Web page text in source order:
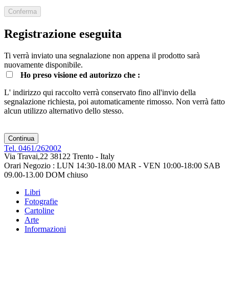
Conferma
Registrazione eseguita
Ti verrà inviato una segnalazione non appena il prodotto sarà
nuovamente disponibile.
Ho preso visione ed autorizzo che :
L' indirizzo qui raccolto verrà conservato fino all'invio della
segnalazione richiesta, poi automaticamente rimosso. Non verrà fatto
alcun utilizzo alternativo dello stesso.
Continua
Tel. 0461/262002
Via Travai,22 38122 Trento - Italy
Orari Negozio : LUN 14:30-18.00 MAR - VEN 10:00-18:00 SAB
09.00-13.00 DOM chiuso
Libri
Fotografie
Cartoline
Arte
Informazioni